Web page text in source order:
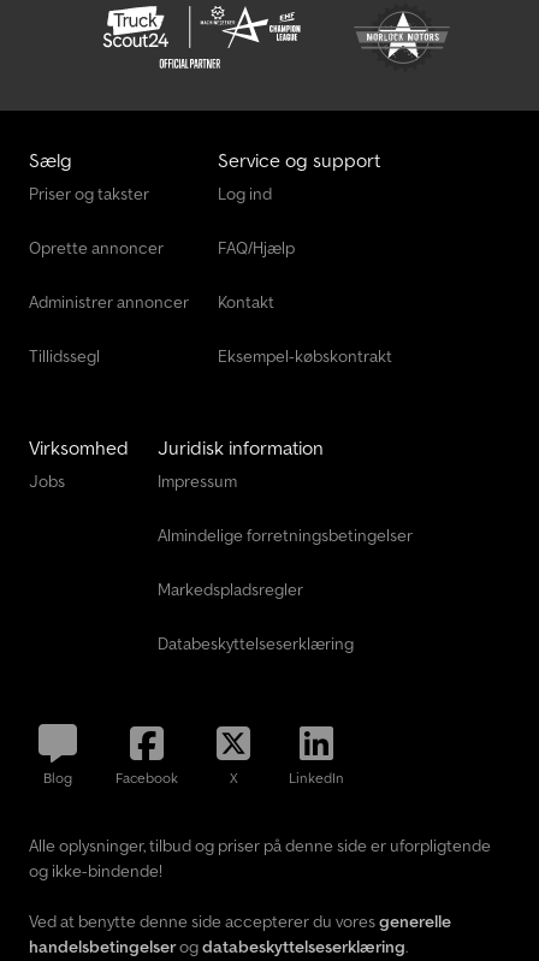
Sælg
Priser og takster
Oprette annoncer
Administrer annoncer
Tillidssegl
Service og support
Log ind
FAQ/Hjælp
Kontakt
Eksempel-købskontrakt
Virksomhed
Jobs
Juridisk information
Impressum
Almindelige forretningsbetingelser
Markedspladsregler
Databeskyttelseserklæring
Blog Facebook X LinkedIn
Alle oplysninger, tilbud og priser på denne side er uforpligtende
og ikke-bindende!
Ved at benytte denne side accepterer du voresgenerelle
handelsbetingelserogdatabeskyttelseserklæring.